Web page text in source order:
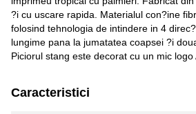
?i cu uscare rapida. Materialul con?ine
folosind tehnologia de intindere in 4
lungime pana la jumatatea coapsei ?i
Piciorul stang este decorat cu un mic logo
Caracteristici